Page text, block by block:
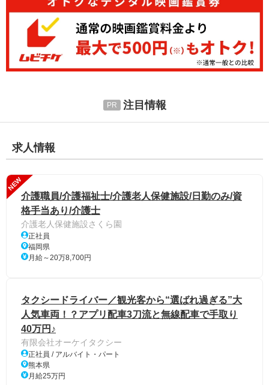
注目情報
求人情報
NEW
介護職員/介護福祉士/介護老人保健施設/日勤のみ/資
格手当あり/介護士
介護老人保健施設さくら園
正社員
福岡県
月給～20万8,700円
タクシードライバー／観光客から“選ばれ過ぎる”大
人気車両！？アプリ配車3刀流と無線配車で手取り
40万円♪
有限会社オーケイタクシー
正社員 / アルバイト・パート
熊本県
月給25万円